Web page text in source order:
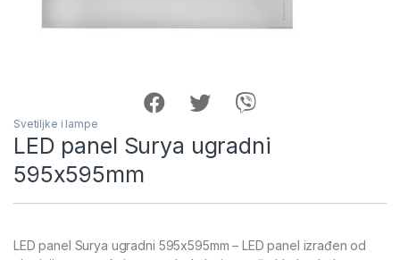
Svetiljke i lampe
LED panel Surya ugradni
595x595mm
LED panel Surya ugradni 595x595mm – LED panel izrađen od